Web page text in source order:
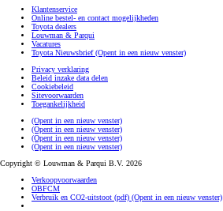
Klantenservice
Online bestel- en contact mogelijkheden
Toyota dealers
Louwman & Parqui
Vacatures
Toyota Nieuwsbrief(Opent in een nieuw venster)
Privacy verklaring
Beleid inzake data delen
Cookiebeleid
Sitevoorwaarden
Toegankelijkheid
(Opent in een nieuw venster)
(Opent in een nieuw venster)
(Opent in een nieuw venster)
(Opent in een nieuw venster)
Copyright © Louwman & Parqui B.V. 2026
Verkoopvoorwaarden
OBFCM
Verbruik en CO2-uitstoot (pdf) (Opent in een nieuw venster)